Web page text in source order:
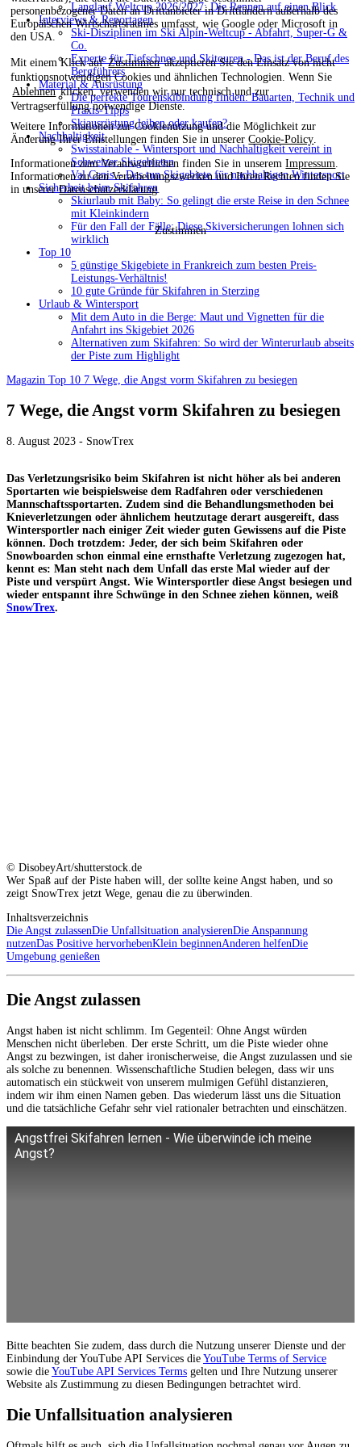
personenbezogener Daten an Drittanbieter in Drittländern außerhalb des
Europäischen Wirtschaftsraumes umfasst, wie Google oder Microsoft in
den USA.
Mit einem Klick aufZustimmenakzeptieren Sie den Einsatz von nicht
funktionsnotwendigen Cookies und ähnlichen Technologien. Wenn Sie
Ablehnenklicken, verwenden wir nur technisch und zur
Vertragserfüllung notwendige Dienste.
Weitere Informationen zur Cookienutzung und die Möglichkeit zur
Änderung Ihrer Einstellungen finden Sie in unsererCookie-Policy
Informationen zum Verantwortlichen finden Sie in unseremImpressum
Informationen zu den Verarbeitungszwecken und Ihren Rechten finden Sie
in unsererDatenschutzerklärung.
Zustimmen
Langlauf Weltcup 2026/2027: Die Rennen auf einen Blick
Interviews & Reportagen
Ski-Disziplinen im Ski Alpin-Weltcup - Abfahrt, Super-G &
Co.
Experte für Tiefschnee und Skitouren - Das ist der Beruf des
Bergführers
Material & Ausrüstung
Die perfekte Tourenskibindung finden: Bauarten, Technik und
Praxis-Tipps
Skiausrüstung leihen oder kaufen?
Nachhaltigkeit
Swisstainable - Wintersport und Nachhaltigkeit vereint in
Schweizer Skigebieten
Val Cenis – Das tun Skigebiete für nachhaltigen Wintersport
Sicherheit beim Skifahren
Skiurlaub mit Baby: So gelingt die erste Reise in den Schnee
mit Kleinkindern
Für den Fall der Fälle: Diese Skiversicherungen lohnen sich
wirklich
Top 10
5 günstige Skigebiete in Frankreich zum besten Preis-
Leistungs-Verhältnis!
10 gute Gründe für Skifahren in Sterzing
Urlaub & Wintersport
Mit dem Auto in die Berge: Maut und Vignetten für die
Anfahrt ins Skigebiet 2026
Alternativen zum Skifahren: So wird der Winterurlaub abseits
der Piste zum Highlight
Magazin Top 10 7 Wege, die Angst vorm Skifahren zu besiegen
7 Wege, die Angst vorm Skifahren zu besiegen
8. August 2023 - SnowTrex
Das Verletzungsrisiko beim Skifahren ist nicht höher als bei anderen
Sportarten wie beispielsweise dem Radfahren oder verschiedenen
Mannschaftssportarten. Zudem sind die Behandlungsmethoden bei
Knieverletzungen oder ähnlichem heutzutage derart ausgereift, dass
Wintersportler nach einiger Zeit wieder guten Gewissens auf die Piste
können. Doch trotzdem: Jeder, der sich beim Skifahren oder
Snowboarden schon einmal eine ernsthafte Verletzung zugezogen hat,
kennt es: Man steht nach dem Unfall das erste Mal wieder auf der
Piste und verspürt Angst. Wie Wintersportler diese Angst besiegen und
wieder entspannt ihre Schwünge in den Schnee ziehen können, weiß
SnowTrex.
© DisobeyArt/shutterstock.de
Wer Spaß auf der Piste haben will, der sollte keine Angst haben, und so
zeigt SnowTrex jetzt Wege, genau die zu überwinden.
Inhaltsverzeichnis
Die Angst zulassenDie Unfallsituation analysierenDie Anspannung
nutzenDas Positive hervorhebenKlein beginnenAnderen helfenDie
Umgebung genießen
Die Angst zulassen
Angst haben ist nicht schlimm. Im Gegenteil: Ohne Angst würden
Menschen nicht überleben. Der erste Schritt, um die Piste wieder ohne
Angst zu bezwingen, ist daher ironischerweise, die Angst zuzulassen und sie
als solche zu benennen. Wissenschaftliche Studien belegen, dass wir uns
automatisch ein stückweit von unserem mulmigen Gefühl distanzieren,
indem wir ihm einen Namen geben. Das wiederum lässt uns die Situation
und die tatsächliche Gefahr sehr viel rationaler betrachten und einschätzen.
Angstfrei Skifahren lernen - Wie überwinde ich meine
Angst?
Bitte beachten Sie zudem, dass durch die Nutzung unserer Dienste und der
Einbindung der YouTube API Services die YouTube Terms of Service
sowie die YouTube API Services Terms gelten und Ihre Nutzung unserer
Website als Zustimmung zu diesen Bedingungen betrachtet wird.
Die Unfallsituation analysieren